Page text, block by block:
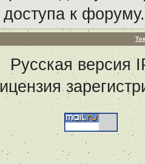
к форуму.
Русская версия